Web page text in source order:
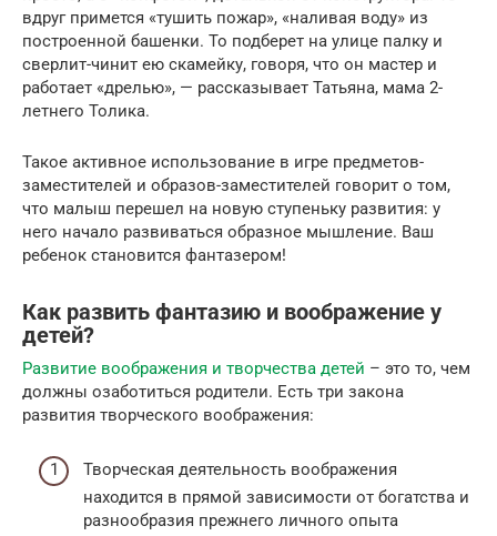
вдруг примется «тушить пожар», «наливая воду» из
построенной башенки. То подберет на улице палку и
сверлит-чинит ею скамейку, говоря, что он мастер и
работает «дрелью», — рассказывает Татьяна, мама 2-
летнего Толика.
Такое активное использование в игре предметов-
заместителей и образов-заместителей говорит о том,
что малыш перешел на новую ступеньку развития: у
него начало развиваться образное мышление. Ваш
ребенок становится фантазером!
Как развить фантазию и воображение у
детей?
Развитие воображения и творчества детей – это то, чем
должны озаботиться родители. Есть три закона
развития творческого воображения:
Творческая деятельность воображения
находится в прямой зависимости от богатства и
разнообразия прежнего личного опыта